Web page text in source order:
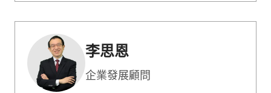
合，並善於運用引導式教學，讓學員能制定具體的
行動方案，立即應用於實際工作，深受學員與企業
好評。
李思恩
企業發展顧問